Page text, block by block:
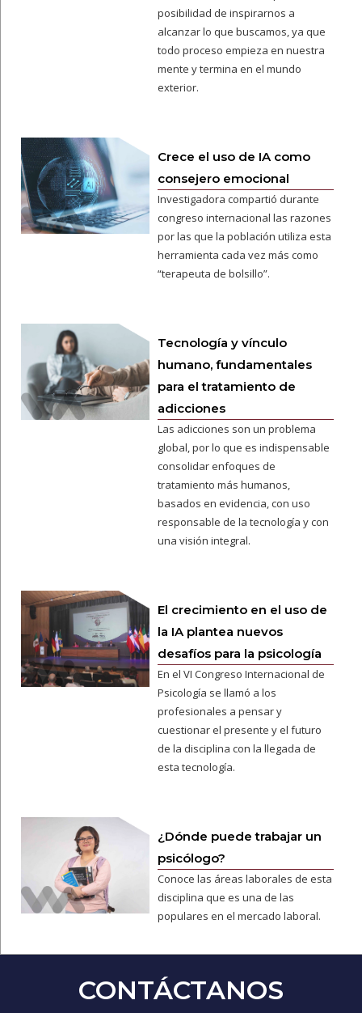
posibilidad de inspirarnos a
alcanzar lo que buscamos, ya que
todo proceso empieza en nuestra
mente y termina en el mundo
exterior.
Crece el uso de IA como
consejero emocional
Investigadora compartió durante
congreso internacional las razones
por las que la población utiliza esta
herramienta cada vez más como
“terapeuta de bolsillo”.
Tecnología y vínculo
humano, fundamentales
para el tratamiento de
adicciones
Las adicciones son un problema
global, por lo que es indispensable
consolidar enfoques de
tratamiento más humanos,
basados en evidencia, con uso
responsable de la tecnología y con
una visión integral.
El crecimiento en el uso de
la IA plantea nuevos
desafíos para la psicología
En el VI Congreso Internacional de
Psicología se llamó a los
profesionales a pensar y
cuestionar el presente y el futuro
de la disciplina con la llegada de
esta tecnología.
¿Dónde puede trabajar un
psicólogo?
Conoce las áreas laborales de esta
disciplina que es una de las
populares en el mercado laboral.
CONTÁCTANOS